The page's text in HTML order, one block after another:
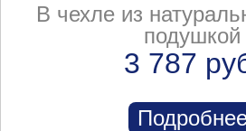
В чехле из
подушкой
3 787